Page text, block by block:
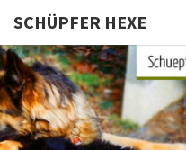
SCHÜPFER HEXE